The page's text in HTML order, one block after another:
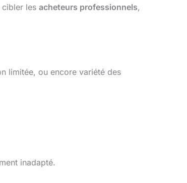
cibler les acheteurs professionnels,
limitée, ou encore variété des
inadapté.